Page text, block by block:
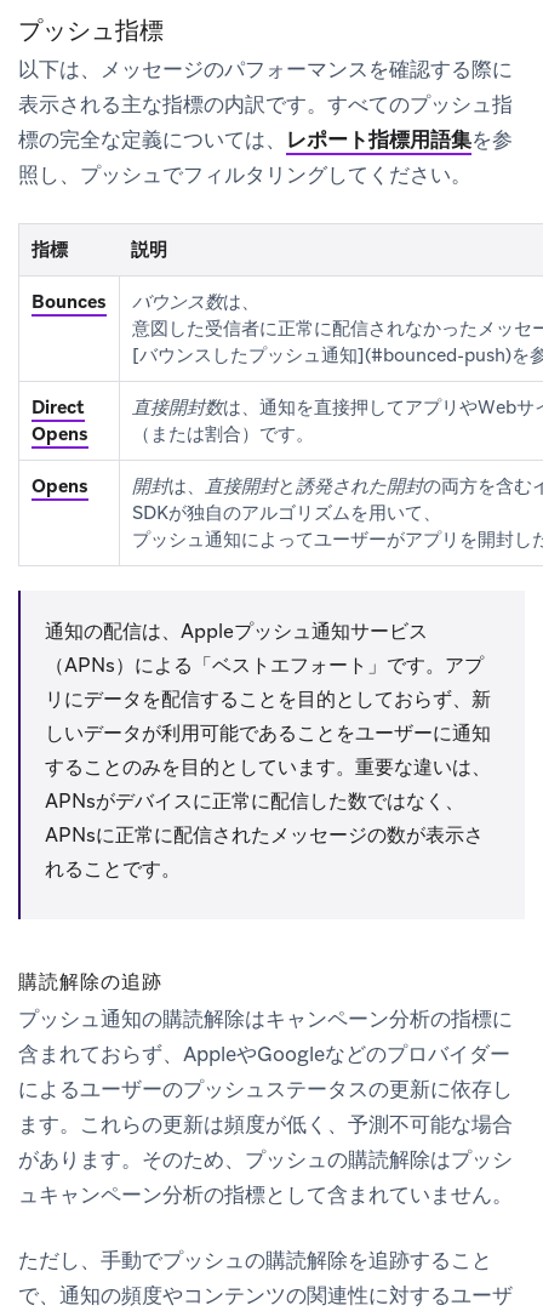
プッシュ指標
以下は、メッセージのパフォーマンスを確認する際に
表示される主な指標の内訳です。すべてのプッシュ指
標の完全な定義については、 レポート指標用語集を参
照し、プッシュでフィルタリングしてください。
プッシュのパフォーマンス指標
指標 説明
Bounces バウンス数は、
意図した受信者に正常に配信されなかったメッセ
[バウンスしたプッシュ通知](#bounced-push)を
Direct
Opens
直接開封数は、通知を直接押してアプリやWeb
（または割合）です。
Opens 開封は、 直接開封と誘発された開封の両方を含む
SDKが独自のアルゴリズムを用いて、
プッシュ通知によってユーザーがアプリを開封し
通知の配信は、Appleプッシュ通知サービス
（APNs）による「ベストエフォート」です。アプ
リにデータを配信することを目的としておらず、新
しいデータが利用可能であることをユーザーに通知
することのみを目的としています。重要な違いは、
APNsがデバイスに正常に配信した数ではなく、
APNsに正常に配信されたメッセージの数が表示さ
れることです。
購読解除の追跡
プッシュ通知の購読解除はキャンペーン分析の指標に
含まれておらず、AppleやGoogleなどのプロバイダー
によるユーザーのプッシュステータスの更新に依存し
ます。これらの更新は頻度が低く、予測不可能な場合
があります。そのため、プッシュの購読解除はプッシ
ュキャンペーン分析の指標として含まれていません。
ただし、手動でプッシュの購読解除を追跡すること
で、通知の頻度やコンテンツの関連性に対するユーザ